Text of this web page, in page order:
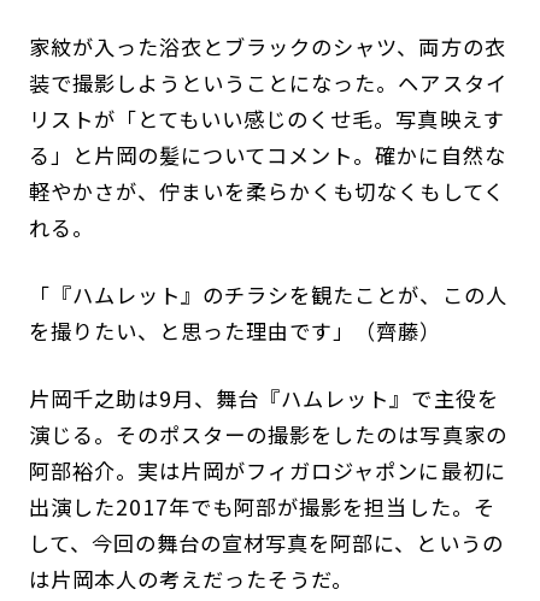
家紋が入った浴衣とブラックのシャツ、両方の衣
装で撮影しようということになった。ヘアスタイ
リストが「とてもいい感じのくせ毛。写真映えす
る」と片岡の髪についてコメント。確かに自然な
軽やかさが、佇まいを柔らかくも切なくもしてく
れる。
「『ハムレット』のチラシを観たことが、この人
を撮りたい、と思った理由です」（齊藤）
片岡千之助は9月、舞台『ハムレット』で主役を
演じる。そのポスターの撮影をしたのは写真家の
阿部裕介。実は片岡がフィガロジャポンに最初に
出演した2017年でも阿部が撮影を担当した。そ
して、今回の舞台の宣材写真を阿部に、というの
は片岡本人の考えだったそうだ。